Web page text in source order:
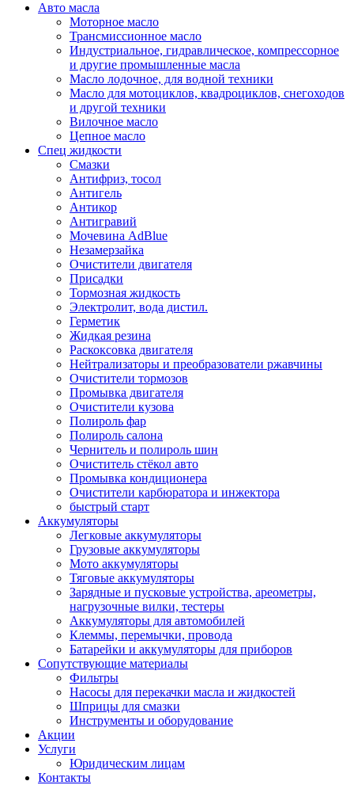
Авто масла
Моторное масло
Трансмиссионное масло
Индустриальное, гидравлическое, компрессорное
и другие промышленные масла
Масло лодочное, для водной техники
Масло для мотоциклов, квадроциклов, снегоходов
и другой техники
Вилочное масло
Цепное масло
Спец жидкости
Смазки
Антифриз, тосол
Антигель
Антикор
Антигравий
Мочевина AdBlue
Незамерзайка
Очистители двигателя
Присадки
Тормозная жидкость
Электролит, вода дистил.
Герметик
Жидкая резина
Раскоксовка двигателя
Нейтрализаторы и преобразователи ржавчины
Очистители тормозов
Промывка двигателя
Очистители кузова
Полироль фар
Полироль салона
Чернитель и полироль шин
Очиститель стёкол авто
Промывка кондиционера
Очистители карбюратора и инжектора
быстрый старт
Аккумуляторы
Легковые аккумуляторы
Грузовые аккумуляторы
Мото аккумуляторы
Тяговые аккумуляторы
Зарядные и пусковые устройства, ареометры,
нагрузочные вилки, тестеры
Аккумуляторы для автомобилей
Клеммы, перемычки, провода
Батарейки и аккумуляторы для приборов
Сопутствующие материалы
Фильтры
Насосы для перекачки масла и жидкостей
Шприцы для смазки
Инструменты и оборудование
Акции
Услуги
Юридическим лицам
Контакты